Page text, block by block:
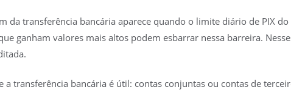
da transferência bancária aparece quando o limite diário de PIX
ganham valores mais altos podem esbarrar nessa barreira.
a transferência bancária é útil: contas conjuntas ou contas de